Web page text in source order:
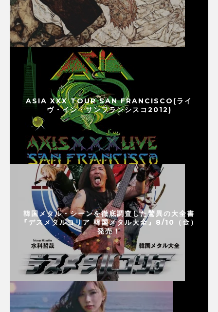
ASIA XXX TOUR SAN FRANCISCO(ライ
ヴ・イン・サンフランシスコ2012)
韓国メタル・シーンを徹底調査した驚異の大全書
『デスメタルコリア 韓国メタル大全』8/10（金）
発売！